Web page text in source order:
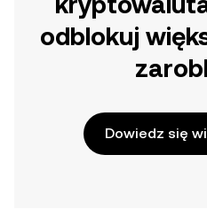
odblokuj
Dowiedz się